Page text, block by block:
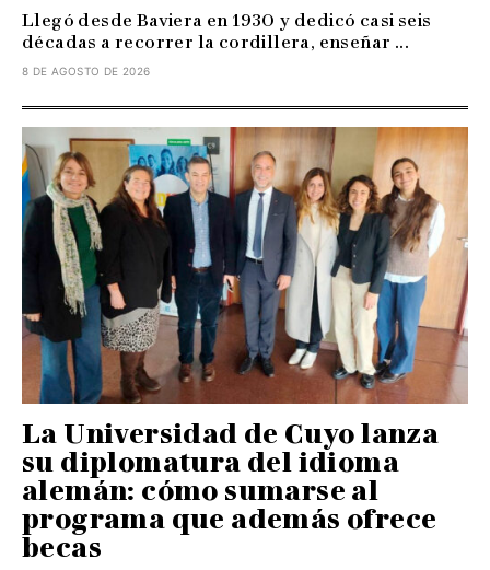
Llegó desde Baviera en 1930 y dedicó casi seis
décadas a recorrer la cordillera, enseñar ...
8 DE AGOSTO DE 2026
La Universidad de Cuyo lanza
su diplomatura del idioma
alemán: cómo sumarse al
programa que además ofrece
becas